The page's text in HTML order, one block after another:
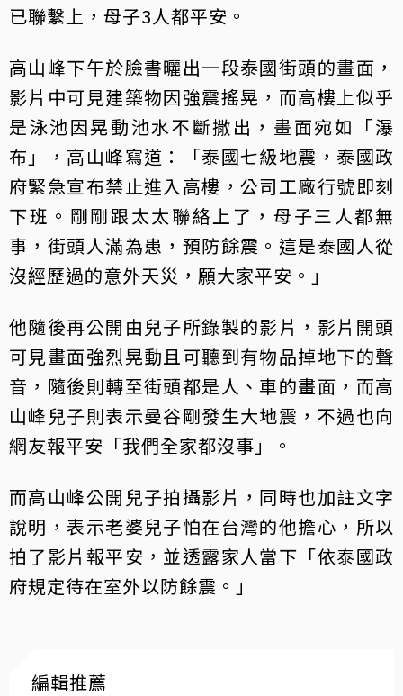
已聯繫上，母子3人都平安。
高山峰下午於臉書曬出一段泰國街頭的畫面，
影片中可見建築物因強震搖晃，而高樓上似乎
是泳池因晃動池水不斷撒出，畫面宛如「瀑
布」，高山峰寫道：「泰國七級地震，泰國政
府緊急宣布禁止進入高樓，公司工廠行號即刻
下班。剛剛跟太太聯絡上了，母子三人都無
事，街頭人滿為患，預防餘震。這是泰國人從
沒經歷過的意外天災，願大家平安。」
他隨後再公開由兒子所錄製的影片，影片開頭
可見畫面強烈晃動且可聽到有物品掉地下的聲
音，隨後則轉至街頭都是人、車的畫面，而高
山峰兒子則表示曼谷剛發生大地震，不過也向
網友報平安「我們全家都沒事」。
而高山峰公開兒子拍攝影片，同時也加註文字
說明，表示老婆兒子怕在台灣的他擔心，所以
拍了影片報平安，並透露家人當下「依泰國政
府規定待在室外以防餘震。」
編輯推薦